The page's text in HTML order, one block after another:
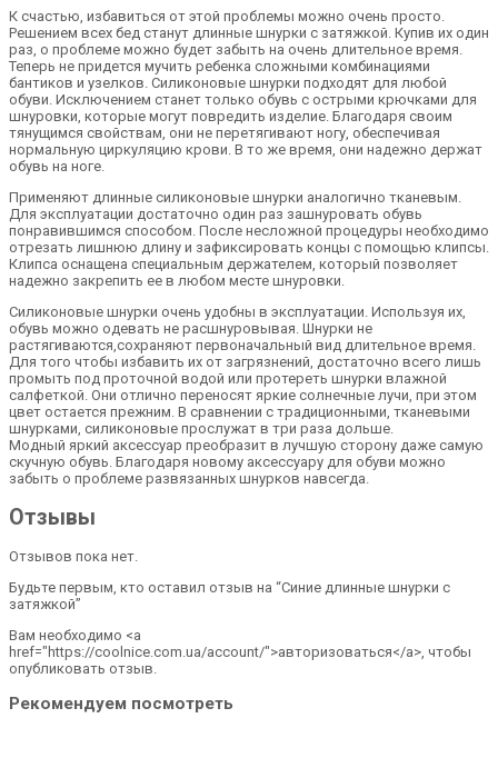
К счастью, избавиться от этой проблемы можно очень просто.
Решением всех бед станут длинные шнурки с затяжкой. Купив их один
раз, о проблеме можно будет забыть на очень длительное время.
Теперь не придется мучить ребенка сложными комбинациями
бантиков и узелков. Силиконовые шнурки подходят для любой
обуви. Исключением станет только обувь с острыми крючками для
шнуровки, которые могут повредить изделие. Благодаря своим
тянущимся свойствам, они не перетягивают ногу, обеспечивая
нормальную циркуляцию крови. В то же время, они надежно держат
обувь на ноге.
Применяют длинные силиконовые шнурки аналогично тканевым.
Для эксплуатации достаточно один раз зашнуровать обувь
понравившимся способом. После несложной процедуры необходимо
отрезать лишнюю длину и зафиксировать концы с помощью клипсы.
Клипса оснащена специальным держателем, который позволяет
надежно закрепить ее в любом месте шнуровки.
Силиконовые шнурки очень удобны в эксплуатации. Используя их,
обувь можно одевать не расшнуровывая. Шнурки не
растягиваются,сохраняют первоначальный вид длительное время.
Для того чтобы избавить их от загрязнений, достаточно всего лишь
промыть под проточной водой или протереть шнурки влажной
салфеткой. Они отлично переносят яркие солнечные лучи, при этом
цвет остается прежним. В сравнении с традиционными, тканевыми
шнурками, силиконовые прослужат в три раза дольше.
Модный яркий аксессуар преобразит в лучшую сторону даже самую
скучную обувь. Благодаря новому аксессуару для обуви можно
забыть о проблеме развязанных шнурков навсегда.
Отзывы
Отзывов пока нет.
Будьте первым, кто оставил отзыв на “Синие длинные шнурки с
затяжкой”
Вам необходимо <a
href="https://coolnice.com.ua/account/">авторизоваться</a>, чтобы
опубликовать отзыв.
Рекомендуем посмотреть